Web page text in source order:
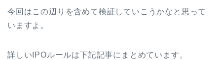
今回はこの辺りを含めて検証していこうかなと思って
いますよ。
詳しいIPOルールは下記記事にまとめています。